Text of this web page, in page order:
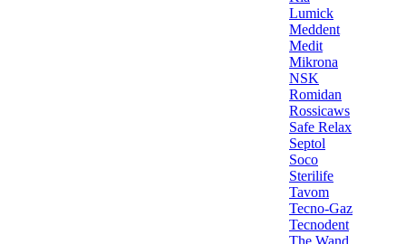
Lumick
Meddent
Medit
Mikrona
NSK
Romidan
Rossicaws
Safe Relax
Septol
Soco
Sterilife
Tavom
Tecno-Gaz
Tecnodent
The Wand